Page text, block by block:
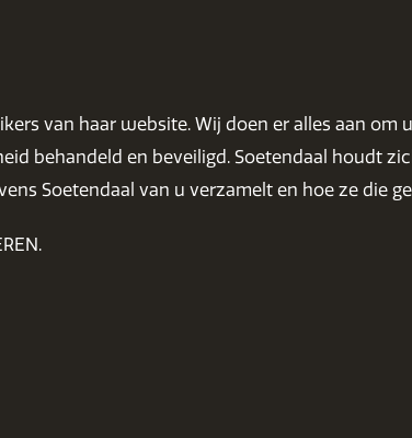
van haar website. Wij doen er alles aan om
behandeld en beveiligd. Soetendaal houdt
Soetendaal van u verzamelt en hoe ze die